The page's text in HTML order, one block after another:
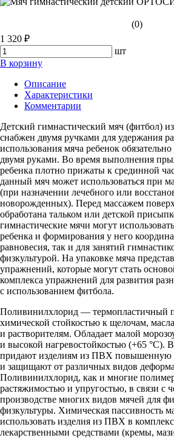
(0)
1 320 ₽
шт
В корзину
Описание
Характеристики
Комментарии
Детский гимнастический мяч (фитбол)
снабжен двумя ручками для удержания
использования мяча ребенок
двумя руками. Во время выполнения
ребенка плотно прижаты к срединной
данный мяч может использоваться при
(при назначении лечебного или
новорожденных). Перед массажем
обработана тальком или детской
гимнастические мячи могут
ребенка и формирования у него
равновесия, так и для занятий
физкультурой. На упаковке мяча
упражнений, которые могут стать
комплекса упражнений для развития
с использованием фитбола.
Поливинилхлорид — термопластичный
химической стойкостью к щелочам,
и растворителям. Обладает малой
и высокой нагревостойкостью (+65 °С).
придают изделиям из ПВХ повышенную
и защищают от различных видов
Поливинилхлорид, как и многие
растяжимостью и упругостью, в связи с
производстве многих видов мячей для
физкультуры. Химическая пассивность
использовать изделия из ПВХ в
лекарственными средствами (кремы,